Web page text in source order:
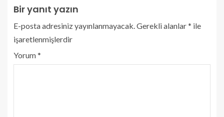
Bir yanıt yazın
E-posta adresiniz yayınlanmayacak.Gerekli alanlar* ile
işaretlenmişlerdir
Yorum*